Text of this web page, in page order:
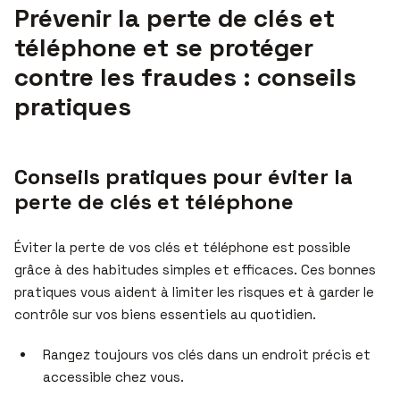
Prévenir la perte de clés et
téléphone et se protéger
contre les fraudes : conseils
pratiques
Conseils pratiques pour éviter la
perte de clés et téléphone
Éviter la perte de vos clés et téléphone est possible
grâce à des habitudes simples et efficaces. Ces bonnes
pratiques vous aident à limiter les risques et à garder le
contrôle sur vos biens essentiels au quotidien.
Rangez toujours vos clés dans un endroit précis et
accessible chez vous.